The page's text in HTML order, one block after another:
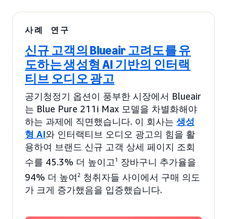
사례 연구
신규 고객의 Blueair 고려도를 유
도하는 생성형 AI 기반의 인터랙
티브 오디오 광고
공기청정기 옵션이 풍부한 시장에서 Blueair
는 Blue Pure 211i Max 모델을 차별화해야
하는 과제에 직면했습니다. 이 회사는 생성
형 AI와 인터랙티브 오디오 광고의 힘을 활
용하여 브랜드 신규 고객 상세 페이지 조회
수를 45.3% 더 높이고 1
장바구니 추가율을
94% 더 높여2 청취자들 사이에서 구매 의도
가 크게 증가했음을 입증했습니다.